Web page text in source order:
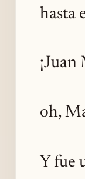
hasta
oh,
Y fue